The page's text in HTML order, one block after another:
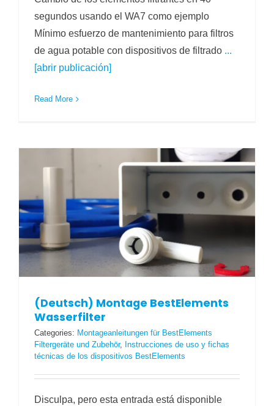
segundos usando el WA7 como ejemplo
Mínimo esfuerzo de mantenimiento para filtros
de agua potable con dispositivos de filtrado ...
[abrir publicación]
Read More
(Deutsch) Montage BestElements
Wasserfilter
Categories: Montageanleitungen für BestElements
Filtergeräte und Zubehör, Instrucciones de uso y fichas
técnicas de los dispositivos BestElements
Disculpa, pero esta entrada está disponible